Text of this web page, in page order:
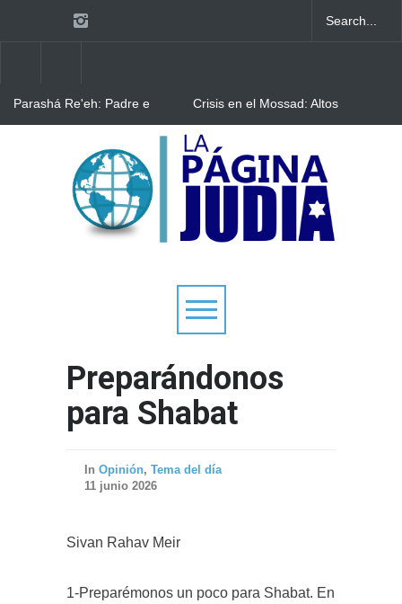
Parashá Re'eh: Padre e
Crisis en el Mossad: Altos
contra el director Roman
Gofman por la
reorganización de Irán
Bulgaria: Adolescentes
judíos italianos fueron
víctimas de un ataque
antisemita en medio de una
creciente hostilidad en toda
Preparándonos
para Shabat
In Opinión, Tema del día
11 junio 2026
Sivan Rahav Meir
1-Preparémonos un poco para Shabat. En